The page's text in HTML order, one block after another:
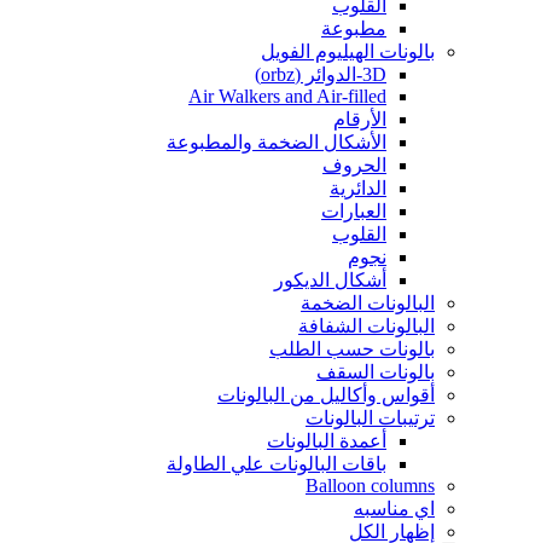
القلوب
مطبوعة
بالونات الهيليوم الفويل
3D-الدوائر (orbz)
Air Walkers and Air-filled
الأرقام
الأشكال الضخمة والمطبوعة
الحروف
الدائرية
العبارات
القلوب
نجوم
أشكال الديكور
البالونات الضخمة
البالونات الشفافة
بالونات حسب الطلب
بالونات السقف
أقواس وأكاليل من البالونات
ترتيبات البالونات
أعمدة البالونات
باقات البالونات علي الطاولة
Balloon columns
اي مناسبه
إظهار الكل